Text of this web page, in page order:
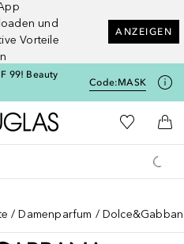
und
Vorteile
ANZEIGEN
99! Beauty
Code:MASK
Zur Douglas Startseite
Zu Meiner
Damenparfum